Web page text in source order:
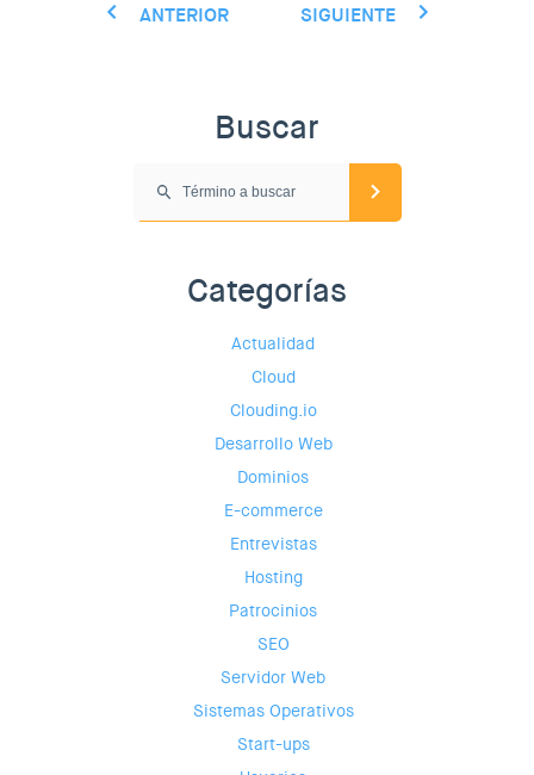
ANTERIOR SIGUIENTE
Buscar
Categorías
Actualidad
Cloud
Clouding.io
Desarrollo Web
Dominios
E-commerce
Entrevistas
Hosting
Patrocinios
SEO
Servidor Web
Sistemas Operativos
Start-ups